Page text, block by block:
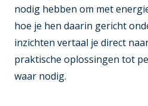
nodig hebben om met
hoe je hen daarin gericht
inzichten vertaal je direct
praktische oplossingen tot
waar nodig.